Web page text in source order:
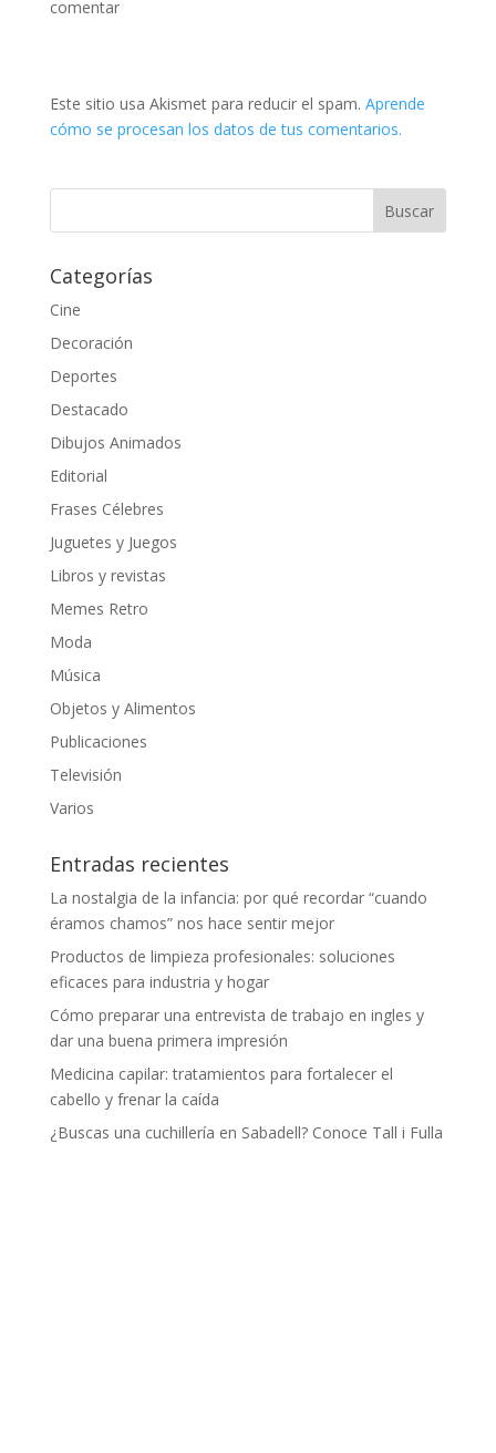
comentar
Este sitio usa Akismet para reducir el spam. Aprende
cómo se procesan los datos de tus comentarios.
Categorías
Cine
Decoración
Deportes
Destacado
Dibujos Animados
Editorial
Frases Célebres
Juguetes y Juegos
Libros y revistas
Memes Retro
Moda
Música
Objetos y Alimentos
Publicaciones
Televisión
Varios
Entradas recientes
La nostalgia de la infancia: por qué recordar “cuando
éramos chamos” nos hace sentir mejor
Productos de limpieza profesionales: soluciones
eficaces para industria y hogar
Cómo preparar una entrevista de trabajo en ingles y
dar una buena primera impresión
Medicina capilar: tratamientos para fortalecer el
cabello y frenar la caída
¿Buscas una cuchillería en Sabadell? Conoce Tall i Fulla